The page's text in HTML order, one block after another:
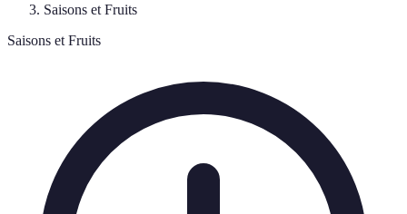
Saisons et Fruits
Saisons et Fruits